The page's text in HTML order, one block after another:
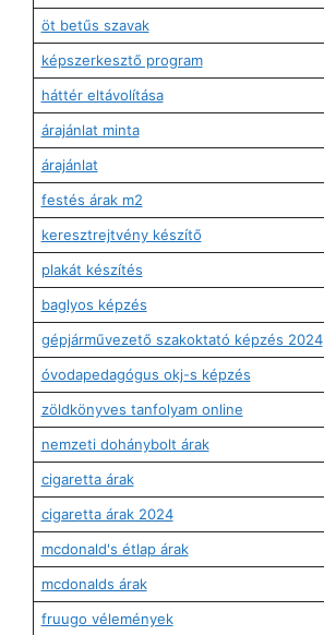
öt betűs szavak
képszerkesztő program
háttér eltávolítása
árajánlat minta
árajánlat
festés árak m2
keresztrejtvény készítő
plakát készítés
baglyos képzés
gépjárművezető szakoktató képzés 2024
óvodapedagógus okj-s képzés
zöldkönyves tanfolyam online
nemzeti dohánybolt árak
cigaretta árak
cigaretta árak 2024
mcdonald's étlap árak
mcdonalds árak
fruugo vélemények